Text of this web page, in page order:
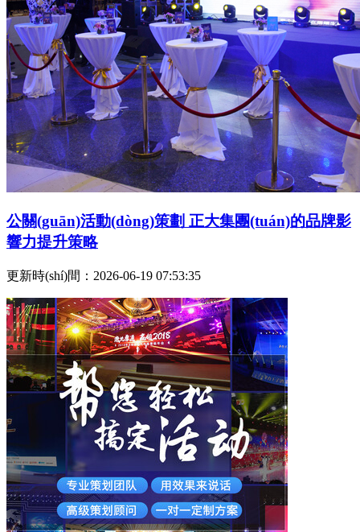
公關(guān)活動(dòng)策劃 正大集團(tuán)的品牌影
響力提升策略
更新時(shí)間：2026-06-19 07:53:35